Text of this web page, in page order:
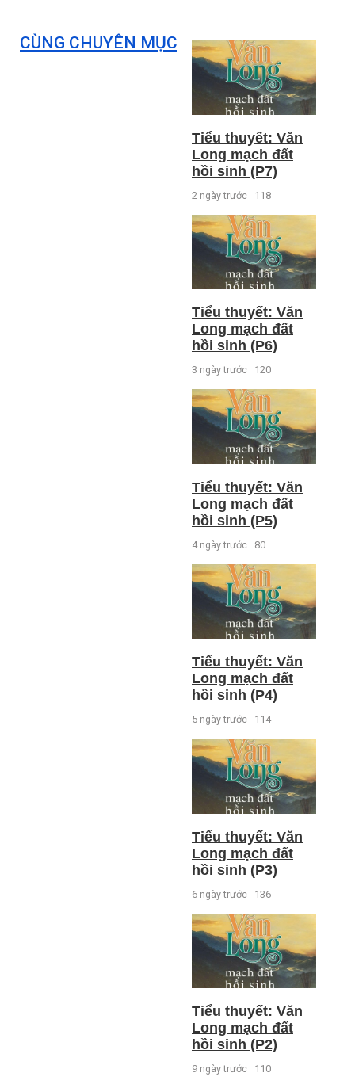
CÙNG CHUYÊN MỤC
Tiểu thuyết: Văn
Long mạch đất
hồi sinh (P7)
2 ngày trước 118
Tiểu thuyết: Văn
Long mạch đất
hồi sinh (P6)
3 ngày trước 120
Tiểu thuyết: Văn
Long mạch đất
hồi sinh (P5)
4 ngày trước 80
Tiểu thuyết: Văn
Long mạch đất
hồi sinh (P4)
5 ngày trước 114
Tiểu thuyết: Văn
Long mạch đất
hồi sinh (P3)
6 ngày trước 136
Tiểu thuyết: Văn
Long mạch đất
hồi sinh (P2)
9 ngày trước 110